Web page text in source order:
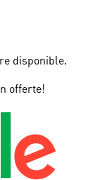
disponible.
offerte!